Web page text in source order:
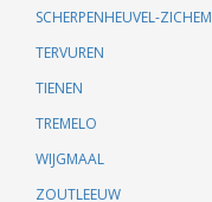
SCHERPENHEUVEL-ZICHEM
TERVUREN
TIENEN
TREMELO
WIJGMAAL
ZOUTLEEUW